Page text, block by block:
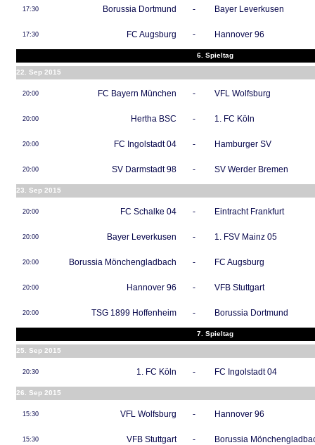
17:30 Borussia Dortmund - Bayer Leverkusen
17:30 FC Augsburg - Hannover 96
6. Spieltag
22. Sep 2015
20:00 FC Bayern München - VFL Wolfsburg
20:00 Hertha BSC - 1. FC Köln
20:00 FC Ingolstadt 04 - Hamburger SV
20:00 SV Darmstadt 98 - SV Werder Bremen
23. Sep 2015
20:00 FC Schalke 04 - Eintracht Frankfurt
20:00 Bayer Leverkusen - 1. FSV Mainz 05
20:00 Borussia Mönchengladbach - FC Augsburg
20:00 Hannover 96 - VFB Stuttgart
20:00 TSG 1899 Hoffenheim - Borussia Dortmund
7. Spieltag
25. Sep 2015
20:30 1. FC Köln - FC Ingolstadt 04
26. Sep 2015
15:30 VFL Wolfsburg - Hannover 96
15:30 VFB Stuttgart - Borussia